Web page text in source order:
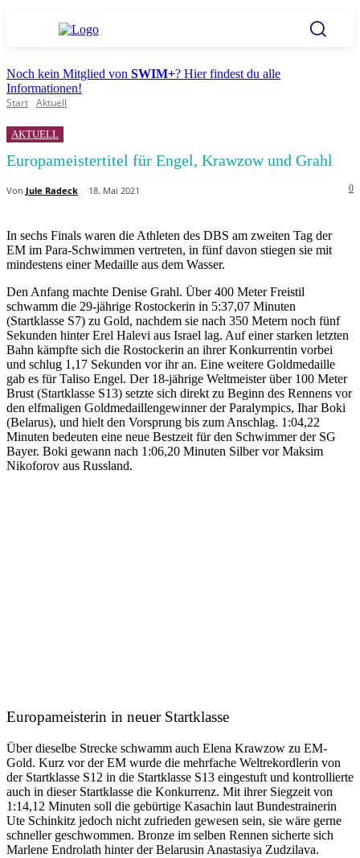
Noch kein Mitglied von SWIM+? Hier findest du alle
Informationen!
Start Aktuell
AKTUELL
Europameistertitel für Engel, Krawzow und Grahl
Von Jule Radeck 18. Mai 2021 0
In sechs Finals waren die Athleten des DBS am zweiten Tag der
EM im Para-Schwimmen vertreten, in fünf davon stiegen sie mit
mindestens einer Medaille aus dem Wasser.
Den Anfang machte Denise Grahl. Über 400 Meter Freistil
schwamm die 29-jährige Rostockerin in 5:37,07 Minuten
(Startklasse S7) zu Gold, nachdem sie nach 350 Metern noch fünf
Sekunden hinter Erel Halevi aus Israel lag. Auf einer starken letzten
Bahn kämpfte sich die Rostockerin an ihrer Konkurrentin vorbei
und schlug 1,17 Sekunden vor ihr an. Eine weitere Goldmedaille
gab es für Taliso Engel. Der 18-jährige Weltmeister über 100 Meter
Brust (Startklasse S13) setzte sich direkt zu Beginn des Rennens vor
den elfmaligen Goldmedaillengewinner der Paralympics, Ihar Boki
(Belarus), und hielt den Vorsprung bis zum Anschlag. 1:04,22
Minuten bedeuten eine neue Bestzeit für den Schwimmer der SG
Bayer. Boki gewann nach 1:06,20 Minuten Silber vor Maksim
Nikoforov aus Russland.
Europameisterin in neuer Startklasse
Über dieselbe Strecke schwamm auch Elena Krawzow zu EM-
Gold. Kurz vor der EM wurde die mehrfache Weltrekordlerin von
der Startklasse S12 in die Startklasse S13 eingestuft und kontrollierte
auch in dieser Startklasse die Konkurrenz. Mit ihrer Siegzeit von
1:14,12 Minuten soll die gebürtige Kasachin laut Bundestrainerin
Ute Schinkitz jedoch nicht zufrieden gewesen sein, sie wäre gerne
schneller geschwommen. Bronze im selben Rennen sicherte sich
Marlene Endrolath hinter der Belarusin Anastasiya Zudzilava.